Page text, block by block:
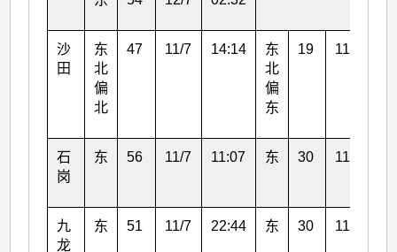
沙
田
东
北
偏
北
47 11/7 14:14
东
北
偏
东
19 11/7
石
岗
东 56 11/7 11:07 东 30 11/7
九
龙
东 51 11/7 22:44 东 30 11/7